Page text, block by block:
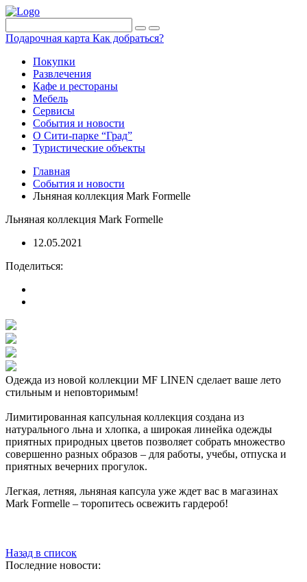
Подарочная карта Как добраться?
Покупки
Развлечения
Кафе и рестораны
Мебель
Сервисы
События и новости
О Сити-парке “Град”
Туристические объекты
Главная
События и новости
Льняная коллекция Mark Formelle
Льняная коллекция Mark Formelle
12.05.2021
Поделиться:
Одежда из новой коллекции MF LINEN сделает ваше лето
стильным и неповторимым!
Лимитированная капсульная коллекция создана из
натурального льна и хлопка, а широкая линейка одежды
приятных природных цветов позволяет собрать множество
совершенно разных образов – для работы, учебы, отпуска и
приятных вечерних прогулок.
Легкая, летняя, льняная капсула уже ждет вас в магазинах
Mark Formelle – торопитесь освежить гардероб!
Назад в список
Последние новости: